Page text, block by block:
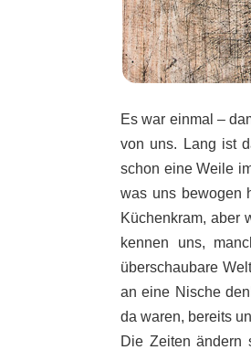
Es war einmal –
von uns. Lang ist
schon eine Weile
was uns bewogen
Küchenkram, aber
kennen uns,
überschaubare
an eine Nische
da waren, bereits
Die Zeiten ändern